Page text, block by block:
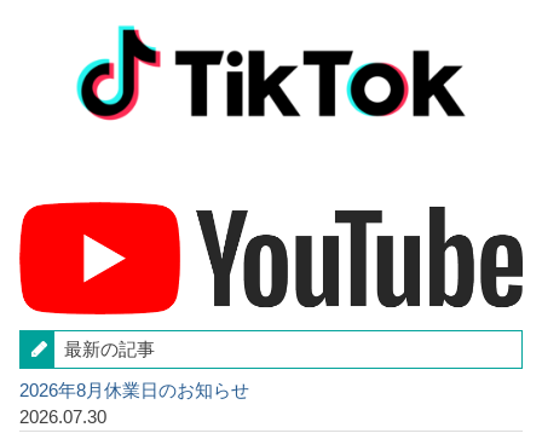
最新の記事
2026年8月休業日のお知らせ
2026.07.30